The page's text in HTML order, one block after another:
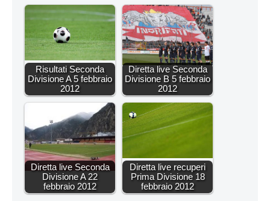
Risultati Seconda
Divisione A 5 febbraio
2012
Diretta live Seconda
Divisione B 5 febbraio
2012
Diretta live Seconda
Divisione A 22
febbraio 2012
Diretta live recuperi
Prima Divisione 18
febbraio 2012